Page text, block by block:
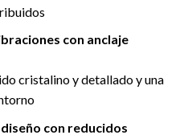
con anclaje
cristalino y detallado y una
con reducidos